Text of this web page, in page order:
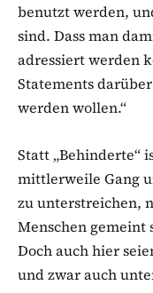
benutzt werden,
sind. Dass man
adressiert werden
Statements
werden wollen.“
Statt „Behinderte“
mittlerweile Gang
zu unterstreichen,
Menschen gemeint
Doch auch hier
und zwar auch